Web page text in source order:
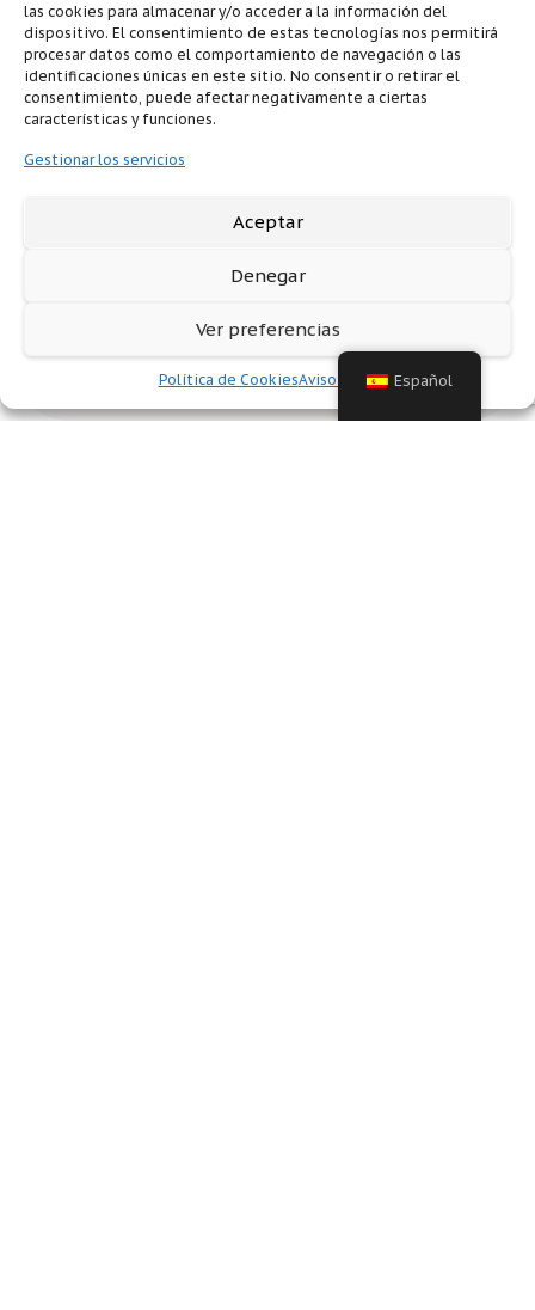
las cookies para almacenar y/o acceder a la información del
dispositivo. El consentimiento de estas tecnologías nos permitirá
procesar datos como el comportamiento de navegación o las
identificaciones únicas en este sitio. No consentir o retirar el
consentimiento, puede afectar negativamente a ciertas
características y funciones.
Gestionar los servicios
Aceptar
Denegar
Ver preferencias
Política de CookiesAviso legal
1 me gusta 0comentarios
Para obtener el libro deberegistrarse
Español